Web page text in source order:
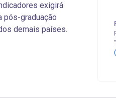
exigirá
pós-graduação
demais países.